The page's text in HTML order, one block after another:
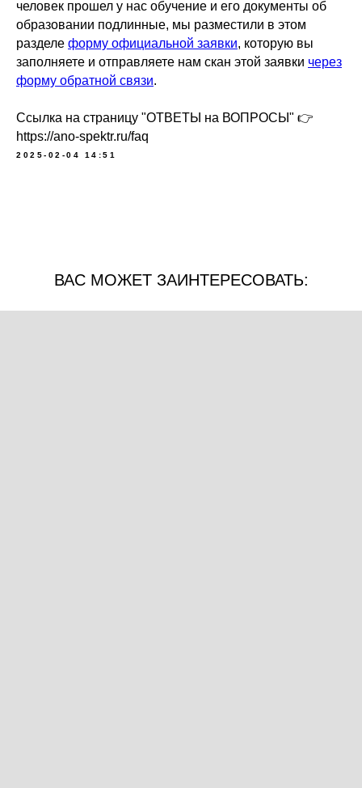
человек прошел у нас обучение и его документы об
образовании подлинные, мы разместили в этом
разделе форму официальной заявки, которую вы
заполняете и отправляете нам скан этой заявки через
форму обратной связи.
Ссылка на страницу "ОТВЕТЫ на ВОПРОСЫ" 👉
https://ano-spektr.ru/faq
2025-02-04 14:51
ВАС МОЖЕТ ЗАИНТЕРЕСОВАТЬ: